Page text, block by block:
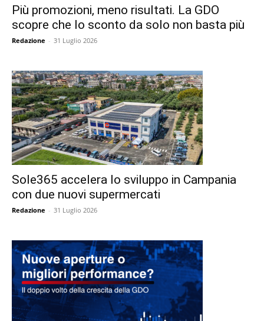
Più promozioni, meno risultati. La GDO
scopre che lo sconto da solo non basta più
Redazione - 31 Luglio 2026
Sole365 accelera lo sviluppo in Campania
con due nuovi supermercati
Redazione - 31 Luglio 2026